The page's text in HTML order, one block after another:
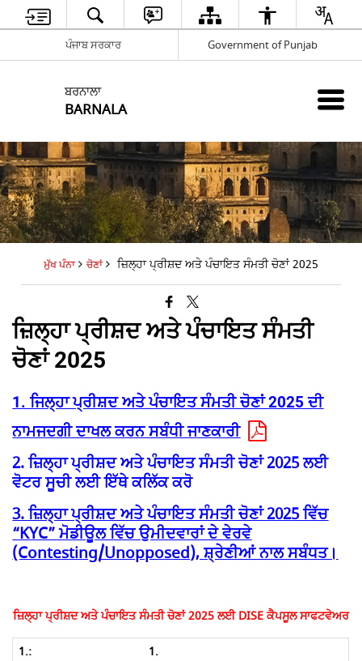
ਪੰਜਾਬ ਸਰਕਾਰ Government of Punjab
ਬਰਨਾਲਾ
BARNALA
ਮੁੱਖ ਪੰਨਾ ਚੋਣਾਂ ਜ਼ਿਲ੍ਹਾ ਪ੍ਰੀਸ਼ਦ ਅਤੇ ਪੰਚਾਇਤ ਸੰਮਤੀ ਚੋਣਾਂ 2025
ਜ਼ਿਲ੍ਹਾ ਪ੍ਰੀਸ਼ਦ ਅਤੇ ਪੰਚਾਇਤ ਸੰਮਤੀ
ਚੋਣਾਂ 2025
1. ਜਿਲ੍ਹਾ ਪ੍ਰੀਸ਼ਦ ਅਤੇ ਪੰਚਾਇਤ ਸੰਮਤੀ ਚੋਣਾਂ 2025 ਦੀ
ਨਾਮਜਦਗੀ ਦਾਖਲ ਕਰਨ ਸਬੰਧੀ ਜਾਣਕਾਰੀ
2. ਜ਼ਿਲ੍ਹਾ ਪ੍ਰੀਸ਼ਦ ਅਤੇ ਪੰਚਾਇਤ ਸੰਮਤੀ ਚੋਣਾਂ 2025 ਲਈ
ਵੋਟਰ ਸੂਚੀ ਲਈ ਇੱਥੇ ਕਲਿੱਕ ਕਰੋ
3. ਜ਼ਿਲ੍ਹਾ ਪ੍ਰੀਸ਼ਦ ਅਤੇ ਪੰਚਾਇਤ ਸੰਮਤੀ ਚੋਣਾਂ 2025 ਵਿੱਚ
“KYC” ਮੋਡੀਊਲ ਵਿੱਚ ਉਮੀਦਵਾਰਾਂ ਦੇ ਵੇਰਵੇ
(Contesting/Unopposed), ਸ਼੍ਰੇਣੀਆਂ ਨਾਲ ਸਬੰਧਤ।
ਜ਼ਿਲ੍ਹਾ ਪ੍ਰੀਸ਼ਦ ਅਤੇ ਪੰਚਾਇਤ ਸੰਮਤੀ ਚੋਣਾਂ 2025 ਲਈ DISE ਕੈਪਸੂਲ ਸਾਫਟਵੇਅਰ
1.